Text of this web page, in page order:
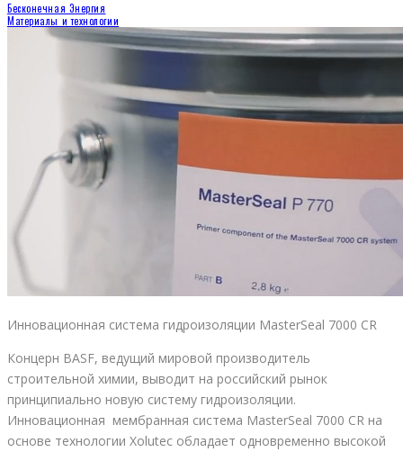
Бесконечная Энергия
Материалы и технологии
Инновационная система гидроизоляции MasterSeal 7000 CR
Концерн BASF, ведущий мировой производитель
строительной химии, выводит на российский рынок
принципиально новую систему гидроизоляции.
Инновационная мембранная система MasterSeal 7000 CR на
основе технологии Xolutec обладает одновременно высокой